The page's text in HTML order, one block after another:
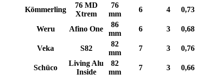
Kömmerling
76 MD
Xtrem
76
mm
6 4 0,73
Weru Afino One
86
mm
6 3 0,68
Veka S82
82
mm
7 3 0,76
Schüco
Living Alu
Inside
82
mm
7 3 0,66